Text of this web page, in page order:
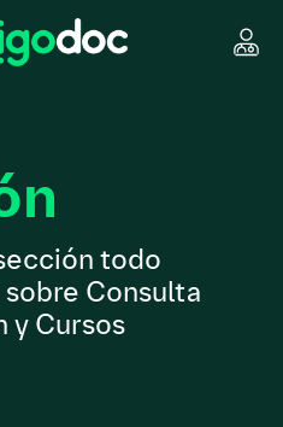
todo
Consulta
y Cursos